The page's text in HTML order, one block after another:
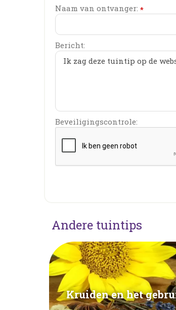
Naam van ontvanger: *
Bericht:
Beveiligingscontrole:
Andere tuintips
Kruiden en het